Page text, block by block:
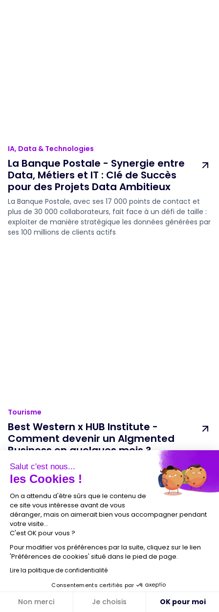
IA, Data & Technologies
La Banque Postale - Synergie entre
Data, Métiers et IT : Clé de Succès
pour des Projets Data Ambitieux
La Banque Postale, avec ses 17 000 points de contact et
plus de 30 000 collaborateurs, fait face à un défi de taille :
exploiter de manière stratégique les données générées par
ses 100 millions de clients actifs
Tourisme
Best Western x HUB Institute -
Comment devenir un AIgmented
Business en quelques mois ?
Ce partenariat stratégique met en avant l’importance de
l’IA pour améliorer les performances des équipes, optimiser
les processus et répondre aux défis d’un environnement
concurrentiel.
Salut c'est nous...
les Cookies !
On a attendu d'être sûrs que le contenu de
ce site vous intéresse avant de vous
déranger, mais on aimerait bien vous accompagner pendant
votre visite...
C'est OK pour vous ?
Pour modifier vos préférences par la suite, cliquez sur le lien
'Préférences de cookies' situé dans le pied de page.
Lire la politique de confidentialité
Consentements certifiés par
Non merci Je choisis OK pour moi